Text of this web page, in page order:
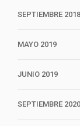
SEPTIEMBRE 2018
MAYO 2019
JUNIO 2019
SEPTIEMBRE 2020